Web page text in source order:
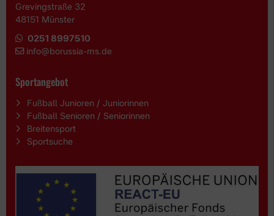
Grevingstraße 32
48151 Münster
0251 8997510
info@borussia-ms.de
Sportangebot
Fußball Junioren / Juniorinnen
Fußball Senioren / Seniorinnen
Breitensport
Sportsuche